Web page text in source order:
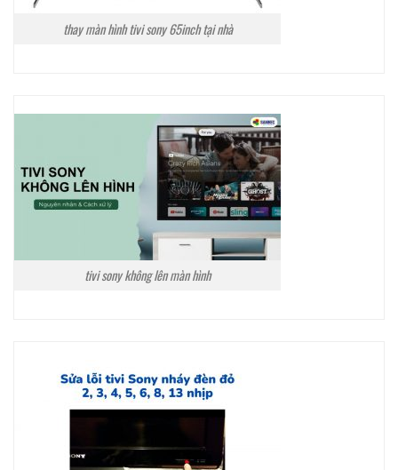
thay màn hình tivi sony 65inch tại nhà
tivi sony không lên màn hình